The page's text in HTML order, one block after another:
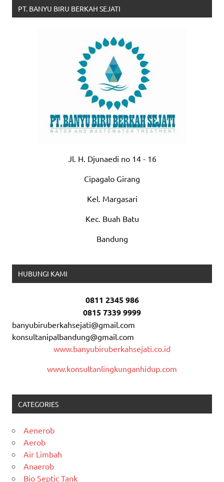
PT. BANYU BIRU BERKAH SEJATI
Jl. H. Djunaedi no 14 - 16
Cipagalo Girang
Kel. Margasari
Kec. Buah Batu
Bandung
HUBUNGI KAMI
0811 2345 986
0815 7339 9999
banyubiruberkahsejati@gmail.com
konsultanipalbandung@gmail.com
www.banyubiruberkahsejati.co.id
www.konsultanlingkunganhidup.com
CATEGORIES
Aenerob
Aerob
Air Limbah
Anaerob
Bio Septic Tank